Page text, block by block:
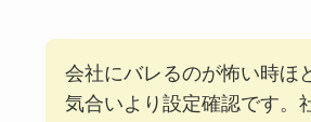
会社にバレるのが怖い時ほ
気合いより設定確認です。